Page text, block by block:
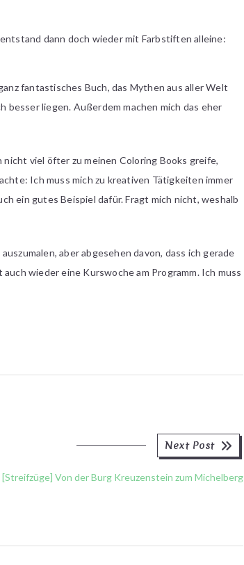
dann doch wieder mit Farbstiften alleine:
fantastisches Buch, das Mythen aus aller Welt
besser liegen. Außerdem machen mich das eher
viel öfter zu meinen Coloring Books greife,
Ich muss mich zu kreativen Tätigkeiten immer
ein gutes Beispiel dafür. Fragt mich nicht, weshalb
aber abgesehen davon, dass ich gerade
wieder eine Kurswoche am Programm. Ich muss
Next Post
[Streifzüge] Von der Burg Kreuzenstein zum Michelberg